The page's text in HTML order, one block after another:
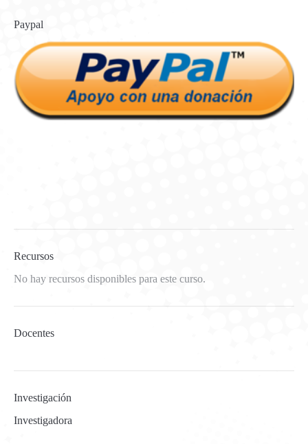
Paypal
Recursos
No hay recursos disponibles para este curso.
Docentes
Investigación
Investigadora